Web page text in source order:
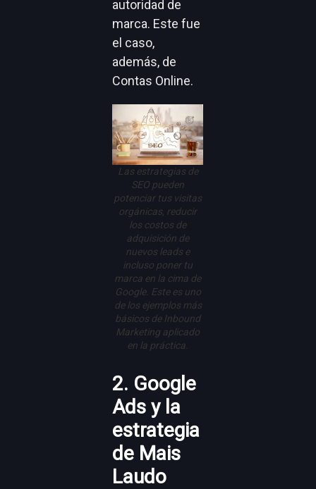
autoridad de
marca. Este fue
el caso,
además, de
Contas Online.
Las estrategias de
SEO pueden
potenciar tus visitas
orgánicas, reducir
los costos de
adquisición de
nuevos leads e
incluso poner tu
marca en la cima de
Google. Este es uno
de los ejemplos más
básicos de Inbound
Marketing aplicado
en la práctica.
2. Google
Ads y la
estrategia
de Mais
Laudo